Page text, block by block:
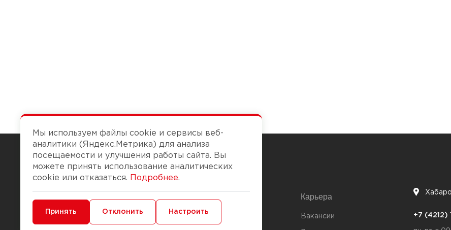
Чтобы вам легко работалось
Доставка и оплата
Карьера
Вакансии +7 (4212)
Мы используем файлы cookie и сервисы веб-
аналитики (Яндекс.Метрика) для анализа
посещаемости и улучшения работы сайта. Вы
можете принять использование аналитических
cookie или отказаться.
Подробнее.
Минимальные Функциональные/Аналитические
Принять Отклонить Настроить